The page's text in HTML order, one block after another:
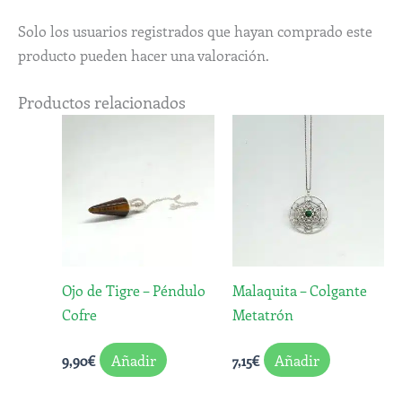
Solo los usuarios registrados que hayan comprado este
producto pueden hacer una valoración.
Productos relacionados
Ojo de Tigre – Péndulo
Cofre
9,90€ Añadir
Malaquita – Colgante
Metatrón
7,15€ Añadir